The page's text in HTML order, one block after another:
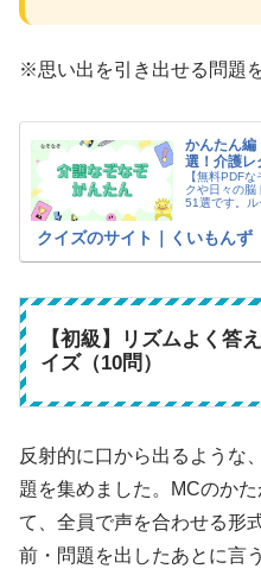
※思い出を引き出せる問題
かんたん編
選！介護レ
【無料PDF
クや日々の脳
51選です。ル
自信や笑顔に
クイズのサイト｜くいもんず
【初級】リズムよく答
イズ（10問）
反射的に口から出るような
題を集めました。MCのか
て、全員で声を合わせる形
前・問題を出したあとに言